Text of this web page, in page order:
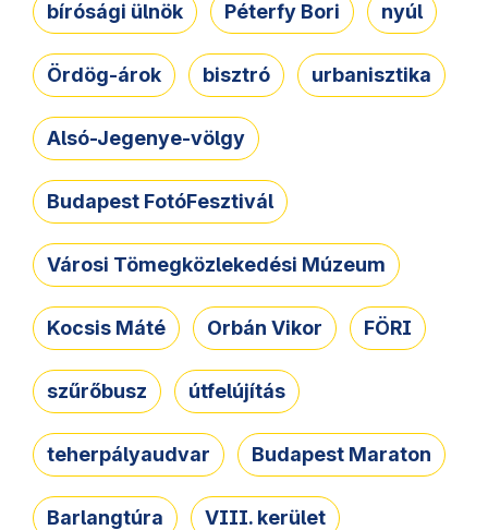
bírósági ülnök Péterfy Bori nyúl
Ördög-árok bisztró urbanisztika
Alsó-Jegenye-völgy
Budapest FotóFesztivál
Városi Tömegközlekedési Múzeum
Kocsis Máté Orbán Vikor FÖRI
szűrőbusz útfelújítás
teherpályaudvar Budapest Maraton
Barlangtúra VIII. kerület